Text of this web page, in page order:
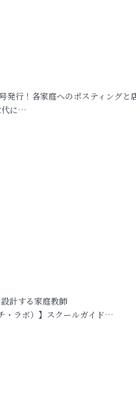
発行！各家庭へのポスティングと
代に…
計する家庭教師
・ラボ）】スクールガイド…